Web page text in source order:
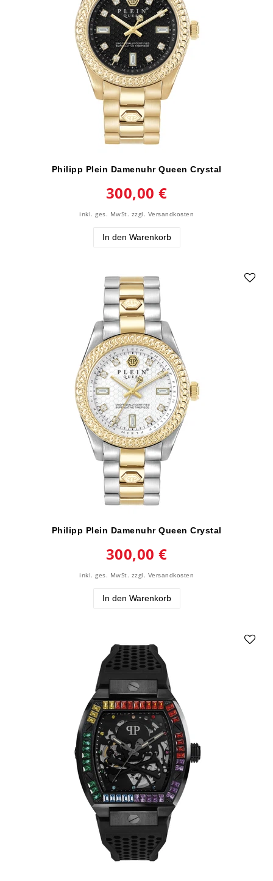
Philipp Plein Damenuhr Queen Crystal
300,00 €
inkl. ges. MwSt. zzgl. Versandkosten
In den Warenkorb
Philipp Plein Damenuhr Queen Crystal
300,00 €
inkl. ges. MwSt. zzgl. Versandkosten
In den Warenkorb